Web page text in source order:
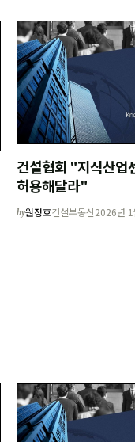
건설협회 "지식산업
허용해달라"
by원정호건설부동산2026년